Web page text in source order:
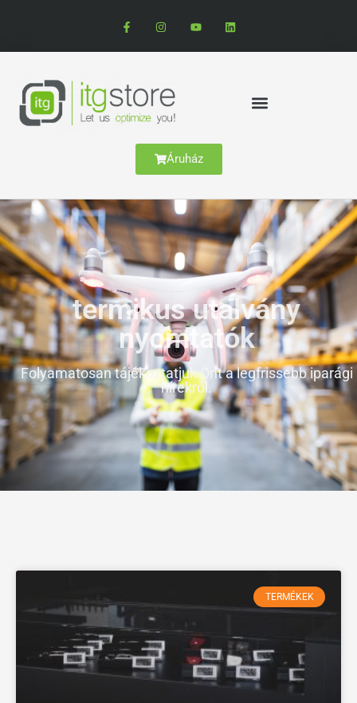
Áruház
termikus utalvány
nyomtatók
Folyamatosan tájékoztatjuk Önt a legfrissebb iparági
hírekről.
TERMÉKEK